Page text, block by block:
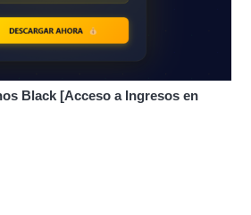
Black [Acceso a Ingresos en